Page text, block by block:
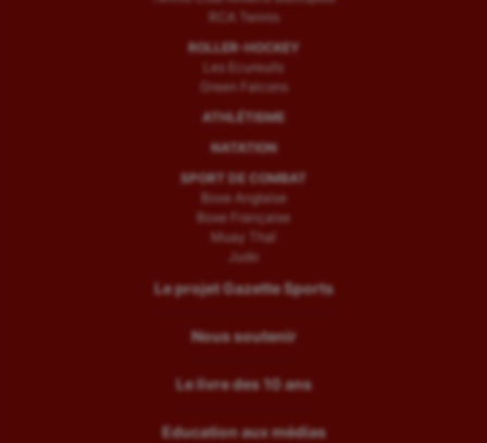
RCA Tennis
ROLLER-HOCKEY
Les Ecureuils
Green Falcons
ATHLÉTISME
NATATION
SPORT DE COMBAT
Boxe Anglaise
Boxe Française
Muay Thaï
Judo
Le projet Gazette Sports
Nous soutenir
Le livre des 10 ans
Education aux médias